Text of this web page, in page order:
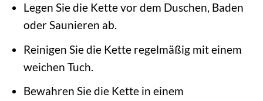
Legen Sie die Kette vor dem Duschen, Baden
oder Saunieren ab.
Reinigen Sie die Kette regelmäßig mit einem
weichen Tuch.
Bewahren Sie die Kette in einem